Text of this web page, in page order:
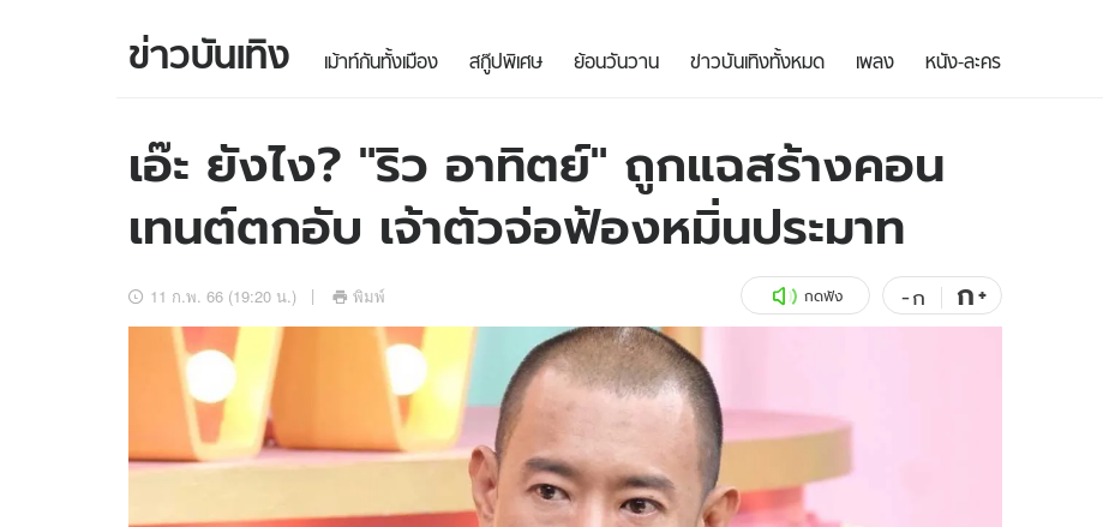
ข่าว
ข่าวบันเทิง
ข่าวกีฬา
ข่าวเศรษฐกิจ
อัปเดตจีน
เช็กข่าวชัวร์
ดูดวง - ตรวจหวย
สถิติหวยไทย
หวยลาว
ไลฟ์สไตล์
วัยรุ่น
ไอที
รถยนต์
สุขภาพ
เที่ยว-กิน
Tasteful Thailand
Sanook Choice
บันเทิงครบรส
ดูทีวี
WeTV
ดาวน์โหลดสนุกแอปฟรี ติดตามสนุกโซเชียลได้ที่
ข่าวบันเทิง เม้าท์กันทั้งเมือง สกู๊ปพิเศษ ย้อนวันวาน ข่าวบันเทิงทั้งหมด เพลง หนัง-ละคร
เอ๊ะ ยังไง? "ริว อาทิตย์" ถูกแฉสร้างคอน
เทนต์ตกอับ เจ้าตัวจ่อฟ้องหมิ่นประมาท
11 ก.พ. 66 (19:20 น.) พิมพ์ กดฟัง -ก ก+